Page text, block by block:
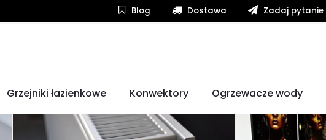
Blog Dostawa Zadaj pytanie
Grzejniki łazienkowe Konwektory Ogrzewacze wody